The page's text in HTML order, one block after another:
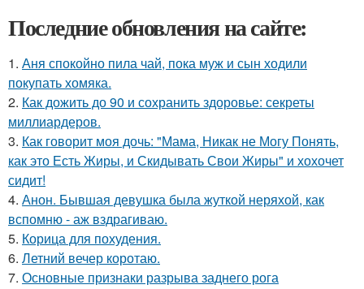
Последние обновления на сайте:
1. Аня спокойно пила чай, пока муж и сын ходили
покупать хомяка.
2. Как дожить до 90 и сохранить здоровье: секреты
миллиардеров.
3. Как говорит моя дочь: "Мама, Никак не Могу Понять,
как это Есть Жиры, и Скидывать Свои Жиры" и хохочет
сидит!
4. Анон. Бывшая девушка была жуткой неряхой, как
вспомню - аж вздрагиваю.
5. Корица для похудения.
6. Летний вечер коротаю.
7. Основные признаки разрыва заднего рога